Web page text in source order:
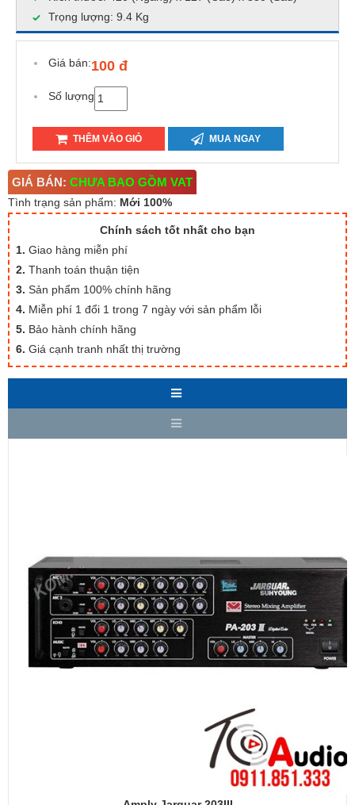
Trọng lượng: 9.4 Kg
Giá bán:100 đ
Số lượng
THÊM VÀO GIỎ MUA NGAY
GIÁ BÁN: CHƯA BAO GỒM VAT
Tình trạng sản phẩm: Mới 100%
Chính sách tốt nhất cho bạn
1. Giao hàng miễn phí
2. Thanh toán thuận tiện
3. Sản phẩm 100% chính hãng
4. Miễn phí 1 đổi 1 trong 7 ngày với sản phẩm lỗi
5. Bảo hành chính hãng
6. Giá cạnh tranh nhất thị trường